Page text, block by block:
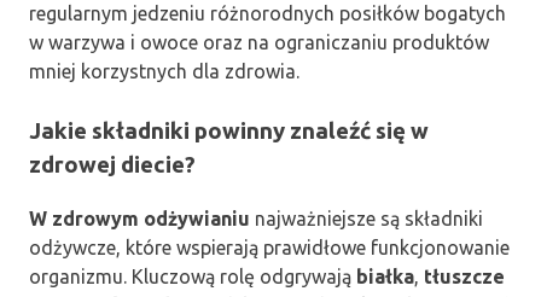
regularnym jedzeniu różnorodnych posiłków bogatych
w warzywa i owoce oraz na ograniczaniu produktów
mniej korzystnych dla zdrowia.
Jakie składniki powinny znaleźć się w
zdrowej diecie?
W zdrowym odżywianiu najważniejsze są składniki
odżywcze, które wspierają prawidłowe funkcjonowanie
organizmu. Kluczową rolę odgrywają białka, tłuszcze